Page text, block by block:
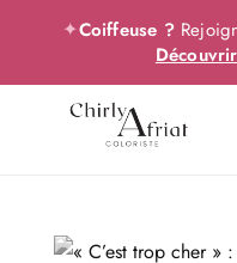
✦Coiffeuse ?